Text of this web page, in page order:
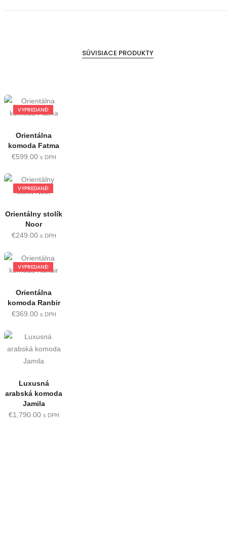
SÚVISIACE PRODUKTY
VYPREDANÉ!
Orientálna
komoda Fatma
€599.00 s DPH
VYPREDANÉ!
Orientálny stolík
Noor
€249.00 s DPH
VYPREDANÉ!
Orientálna
komoda Ranbir
€369.00 s DPH
Luxusná
arabská komoda
Jamila
€1,790.00 s DPH